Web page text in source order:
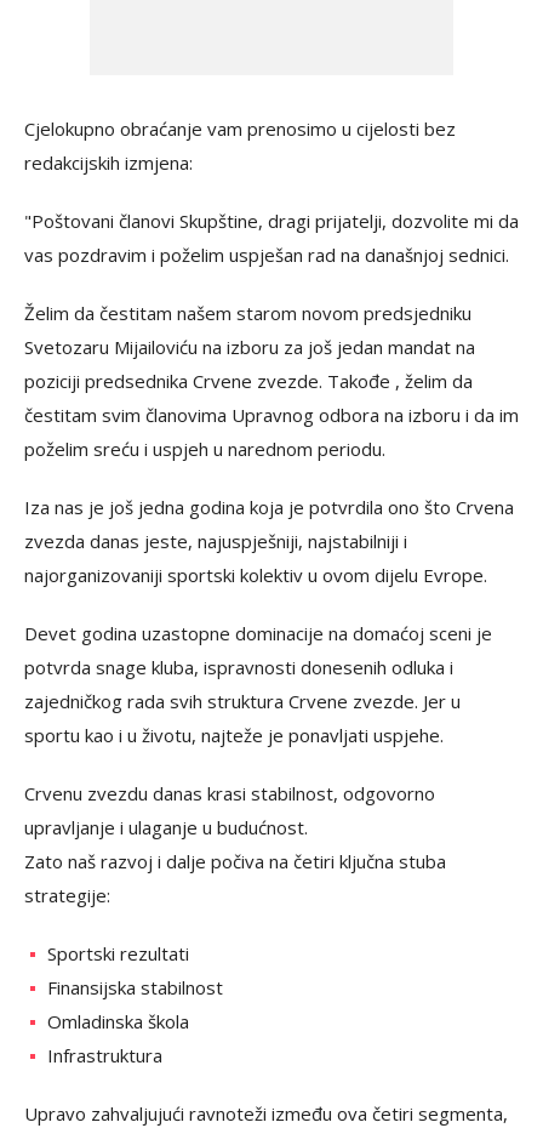
Cjelokupno obraćanje vam prenosimo u cijelosti bez
redakcijskih izmjena:
"Poštovani članovi Skupštine, dragi prijatelji, dozvolite mi da
vas pozdravim i poželim uspješan rad na današnjoj sednici.
Želim da čestitam našem starom novom predsjedniku
Svetozaru Mijailoviću na izboru za još jedan mandat na
poziciji predsednika Crvene zvezde. Takođe , želim da
čestitam svim članovima Upravnog odbora na izboru i da im
poželim sreću i uspjeh u narednom periodu.
Iza nas je još jedna godina koja je potvrdila ono što Crvena
zvezda danas jeste, najuspješniji, najstabilniji i
najorganizovaniji sportski kolektiv u ovom dijelu Evrope.
Devet godina uzastopne dominacije na domaćoj sceni je
potvrda snage kluba, ispravnosti donesenih odluka i
zajedničkog rada svih struktura Crvene zvezde. Jer u
sportu kao i u životu, najteže je ponavljati uspjehe.
Crvenu zvezdu danas krasi stabilnost, odgovorno
upravljanje i ulaganje u budućnost.
Zato naš razvoj i dalje počiva na četiri ključna stuba
strategije:
Sportski rezultati
Finansijska stabilnost
Omladinska škola
Infrastruktura
Upravo zahvaljujući ravnoteži između ova četiri segmenta,